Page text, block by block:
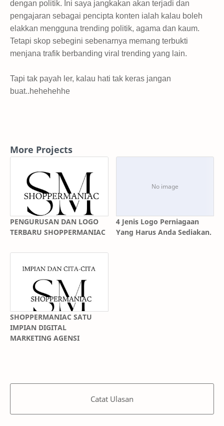
dengan politik. Ini saya jangkakan akan terjadi dan
pengajaran sebagai pencipta konten ialah kalau boleh
elakkan mengguna trending politik, agama dan kaum.
Tetapi skop sebegini sebenarnya memang terbukti
menjana trafik berbanding viral trending yang lain.
Tapi tak payah ler, kalau hati tak keras jangan
buat..hehehehhe
More Projects
PENGURUSAN DAN LOGO
TERBARU SHOPPERMANIAC
4 Jenis Logo Perniagaan
Yang Harus Anda Sediakan.
SHOPPERMANIAC SATU
IMPIAN DIGITAL
MARKETING AGENSI
Catat Ulasan